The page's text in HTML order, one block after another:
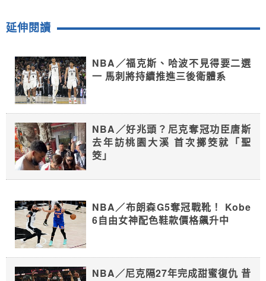
延伸閱讀
NBA／福克斯、哈波不見得要二選
一 馬刺將持續推進三後衛體系
NBA／好兆頭？尼克奪冠功臣唐斯
去年訪桃園大溪 首次擲筊就「聖
筊」
NBA／布朗森G5奪冠戰靴！ Kobe
6自由女神配色鞋款價格飆升中
NBA／尼克隔27年完成甜蜜復仇 昔